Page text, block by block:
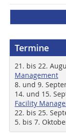
Termine
21. bis 22.
Management
8. und 9.
14. und 15.
Facility
22. bis 25.
5. bis 7.